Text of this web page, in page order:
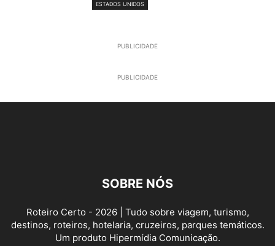
ESTADOS UNIDOS
PUBLICIDADE
PUBLICIDADE
SOBRE NÓS
Roteiro Certo - 2026 | Tudo sobre viagem, turismo,
destinos, roteiros, hotelaria, cruzeiros, parques temáticos.
Um produto Hipermídia Comunicação.